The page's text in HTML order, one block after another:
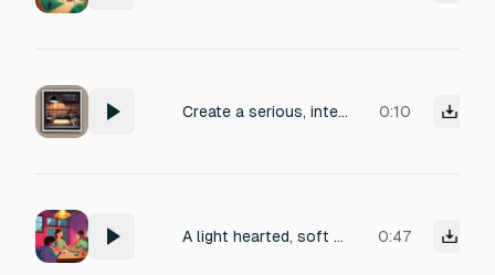
Create a serious, intense, and journalistic background score for an exposé documentary (political/educational scam). 0:10
A light hearted, soft and poppy BGM for a simple family game. It should be able to repeat seamlessly 0:47